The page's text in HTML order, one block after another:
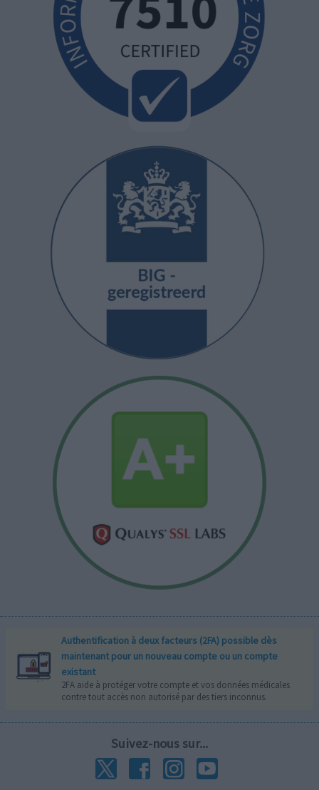
Authentification à deux facteurs (2FA) possible dès
maintenant pour un nouveau compte ou un compte
existant
2FA aide à protéger votre compte et vos données médicales
contre tout accès non autorisé par des tiers inconnus.
Suivez-nous sur...